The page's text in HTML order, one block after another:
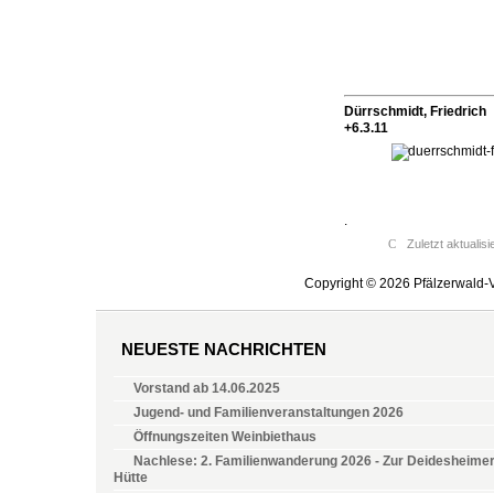
Dürrschmidt, Friedrich
+6.3.11
.
Zuletzt
Copyright © 2026 Pfälzerwald-
NEUESTE NACHRICHTEN
Vorstand ab 14.06.2025
Jugend- und Familienveranstaltungen 2026
Öffnungszeiten Weinbiethaus
Nachlese: 2. Familienwanderung 2026 - Zur Deidesheimer
Hütte